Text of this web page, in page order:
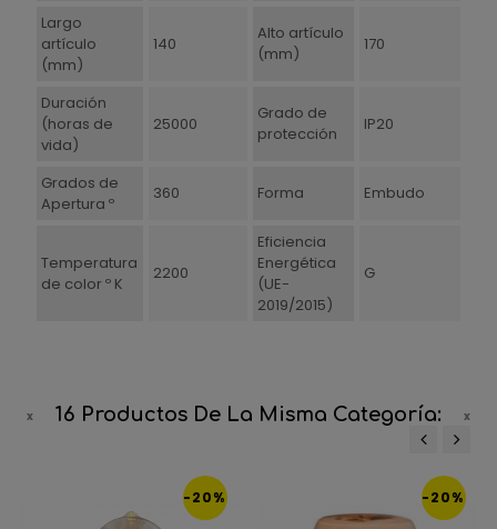
Largo
artículo
(mm)
140
Alto artículo
(mm)
170
Duración
(horas de
vida)
25000
Grado de
protección
IP20
Grados de
Apertura º
360 Forma Embudo
Temperatura
de color º K
2200
Eficiencia
Energética
(UE-
2019/2015)
G
16 Productos De La Misma Categoría:
-20% -20%